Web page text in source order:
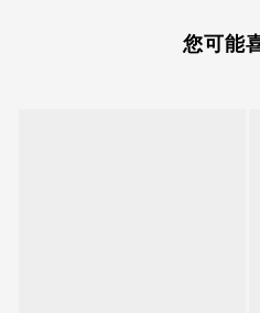
您可能